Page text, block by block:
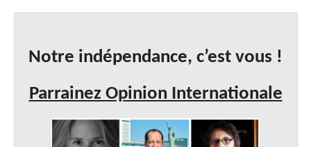
Notre indépendance, c’est vous !
Parrainez Opinion Internationale